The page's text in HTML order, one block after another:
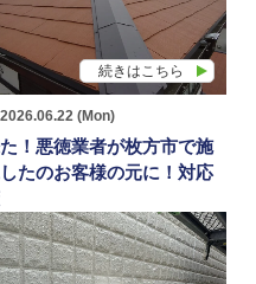
続きはこちら
2026.06.22 (Mon)
！悪徳業者が枚方市で施
たのお客様の元に！対応